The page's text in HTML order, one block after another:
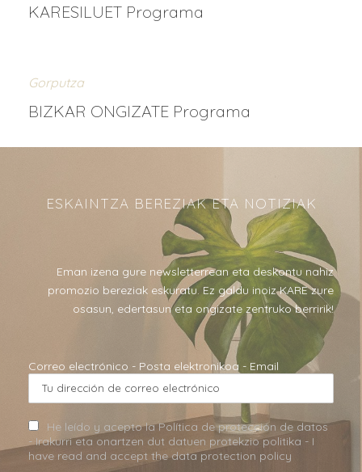
KARESILUET Programa
Gorputza
BIZKAR ONGIZATE Programa
ESKAINTZA BEREZIAK ETA NOTIZIAK
Eman izena gure newsletterrean eta deskontu nahiz
promozio bereziak eskuratu. Ez galdu inoiz KARE zure
osasun, edertasun eta ongizate zentruko berririk!
Correo electrónico - Posta elektronikoa - Email
He leído y acepto la Política de protección de datos
- Irakurri eta onartzen dut datuen protekzio politika - I
have read and accept the data protection policy